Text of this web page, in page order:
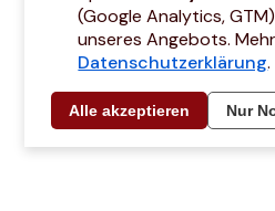
© 2021 –
by Joyce
(Google Analytics,
unseres Angebots.
Datenschutzerklärung.
Alle akzeptieren Nur